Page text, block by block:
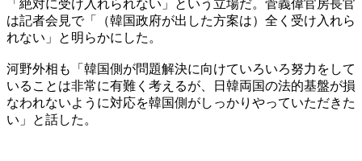
「絶対に受け入れられない」という立場だ。菅義偉官房長官
は記者会見で「（韓国政府が出した方案は）全く受け入れら
れない」と明らかにした。
河野外相も「韓国側が問題解決に向けていろいろ努力をして
いることは非常に有難く考えるが、日韓両国の法的基盤が損
なわれないように対応を韓国側がしっかりやっていただきた
い」と話した。